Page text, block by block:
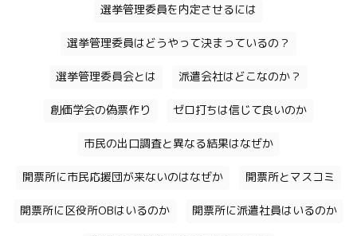
選挙管理委員を内定させるには
選挙管理委員はどうやって決まっているの？
選挙管理委員会とは 派遣会社はどこなのか？
創価学会の偽票作り ゼロ打ちは信じて良いのか
市民の出口調査と異なる結果はなぜか
開票所に市民応援団が来ないのはなぜか 開票所とマスコミ
開票所に区役所OBはいるのか 開票所に派遣社員はいるのか